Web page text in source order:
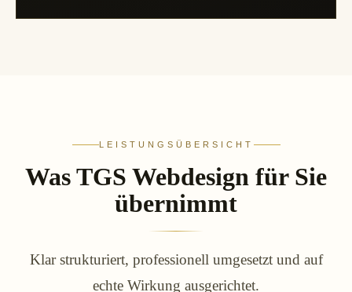
LEISTUNGSÜBERSICHT
Was TGS Webdesign für Sie
übernimmt
Klar strukturiert, professionell umgesetzt und auf
echte Wirkung ausgerichtet.